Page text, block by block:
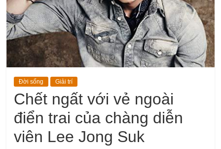
Đời sống Giải trí
Chết ngất với vẻ ngoài
điển trai của chàng diễn
viên Lee Jong Suk